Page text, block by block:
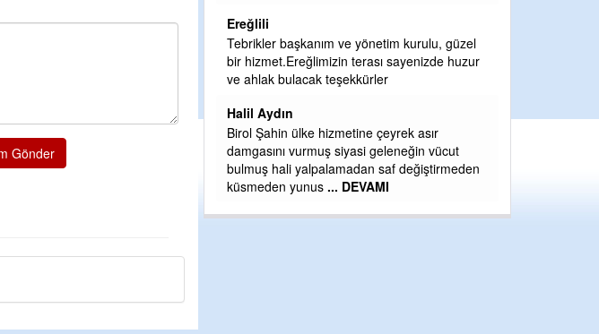
Gönder
Ereğlili
Tebrikler başkanım ve yönetim kurulu, güzel
bir hizmet.Ereğlimizin terası sayenizde huzur
ve ahlak bulacak teşekkürler
Halil Aydın
Birol Şahin ülke hizmetine çeyrek asır
damgasını vurmuş siyasi geleneğin vücut
bulmuş hali yalpalamadan saf değiştirmeden
küsmeden yunus... DEVAMI
Günaydın hayırlı